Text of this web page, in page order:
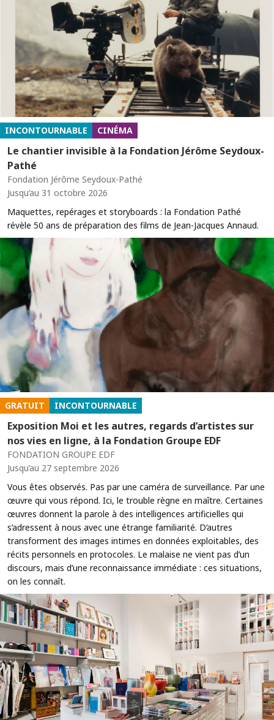
INCONTOURNABLE CINÉMA
Le chantier invisible à la Fondation Jérôme Seydoux-
Pathé
Fondation Jérôme Seydoux-Pathé
Jusqu’au 31 octobre 2026
Maquettes, repérages et storyboards : la Fondation Pathé
révèle 50 ans de préparation des films de Jean-Jacques Annaud.
GRATUIT INCONTOURNABLE
Exposition Moi et les autres, regards d’artistes sur
nos vies en ligne, à la Fondation Groupe EDF
FONDATION GROUPE EDF
Jusqu’au 27 septembre 2026
Vous êtes observés. Pas par une caméra de surveillance. Par une
œuvre qui vous répond. Ici, le trouble règne en maître. Certaines
œuvres donnent la parole à des intelligences artificielles qui
s’adressent à nous avec une étrange familiarité. D’autres
transforment des images intimes en données exploitables, des
récits personnels en protocoles. Le malaise ne vient pas d’un
discours, mais d’une reconnaissance immédiate : ces situations,
on les connaît.